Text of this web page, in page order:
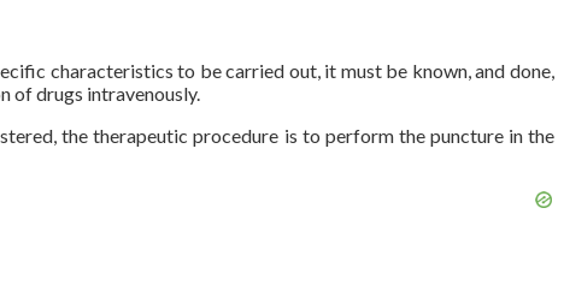
characteristics to be carried out, it must be known, and done,
of drugs intravenously.
the therapeutic procedure is to perform the puncture in the